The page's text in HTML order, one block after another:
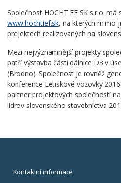
Společnost HOCHTIEF SK s.r.o.
www.hochtief.sk, na kterých mimo
projektech realizovaných na
Mezi nejvýznamnější projekty
patří výstavba části dálnice D3 v
(Brodno). Společnost je rovněž
konference Letiskové vozovky
partner projektových společností
lídrov slovenského stavebníctva
Kontaktní informace